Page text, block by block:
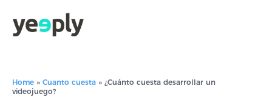
Home » Cuanto cuesta » ¿Cuánto cuesta desarrollar un
videojuego?